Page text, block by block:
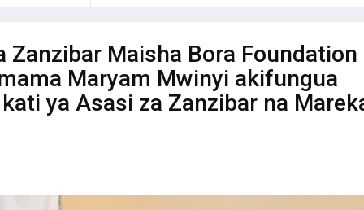
Maisha Bora Foundation
Maryam Mwinyi akifungua
ya Asasi za Zanzibar na